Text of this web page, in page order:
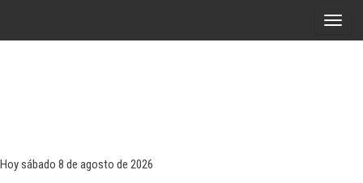
A
Hoy sábado 8 de agosto de 2026